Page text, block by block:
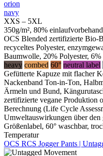
orion
navy
XXS – 5XL
350g/m², 80%
OCS Blended zertifizierte Bio-
recyceltes Polyester,
Baumwolle, 20% Polyester, 6%
heavy combed 60° neutral label
Gefütterte Kapuze mit flacher
Nackenband Ton-in-Ton,
Ärmeln und Bund,
zertifizierte vegane Produktion
Berechnung (Life Cycle
Umweltauswirkungen über den
Größenlabel, 60° waschbar,
Temperatur
OCS RCS Jogger Pants |